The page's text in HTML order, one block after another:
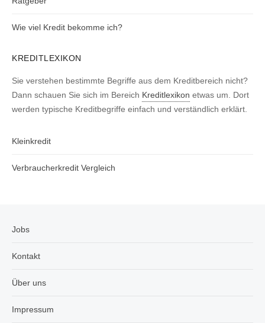
Wie viel Kredit bekomme ich?
KREDITLEXIKON
Sie verstehen bestimmte Begriffe aus dem Kreditbereich nicht?
Dann schauen Sie sich im Bereich Kreditlexikon etwas um. Dort
werden typische Kreditbegriffe einfach und verständlich erklärt.
Kleinkredit
Verbraucherkredit Vergleich
Jobs
Kontakt
Über uns
Impressum